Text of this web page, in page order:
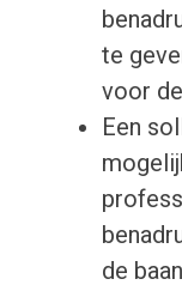
te
voor
Een
de